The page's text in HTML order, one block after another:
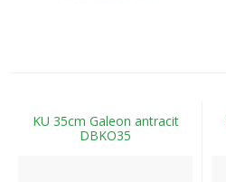
KU 35cm Galeon antracit
DBKO35